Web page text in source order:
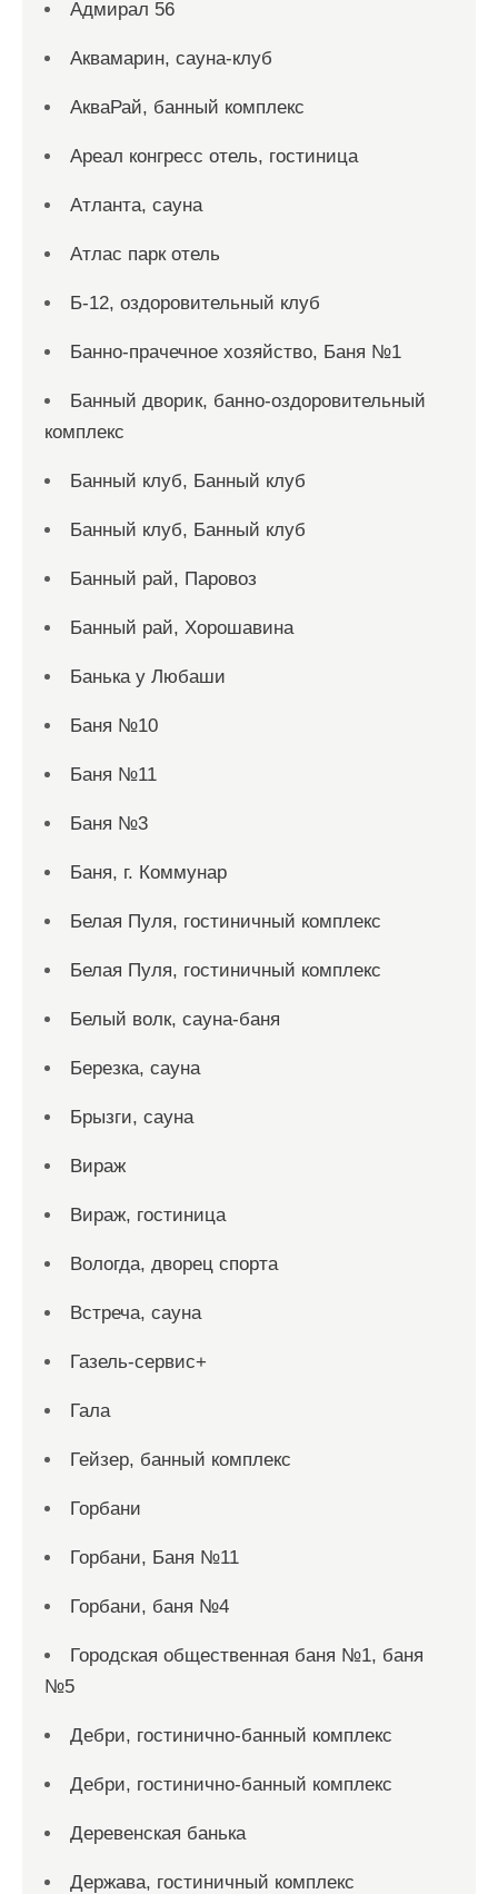
Адмирал 56
Аквамарин, сауна-клуб
АкваРай, банный комплекс
Ареал конгресс отель, гостиница
Атланта, сауна
Атлас парк отель
Б-12, оздоровительный клуб
Банно-прачечное хозяйство, Баня №1
Банный дворик, банно-оздоровительный
комплекс
Банный клуб, Банный клуб
Банный клуб, Банный клуб
Банный рай, Паровоз
Банный рай, Хорошавина
Банька у Любаши
Баня №10
Баня №11
Баня №3
Баня, г. Коммунар
Белая Пуля, гостиничный комплекс
Белая Пуля, гостиничный комплекс
Белый волк, сауна-баня
Березка, сауна
Брызги, сауна
Вираж
Вираж, гостиница
Вологда, дворец спорта
Встреча, сауна
Газель-сервис+
Гала
Гейзер, банный комплекс
Горбани
Горбани, Баня №11
Горбани, баня №4
Городская общественная баня №1, баня
№5
Дебри, гостинично-банный комплекс
Дебри, гостинично-банный комплекс
Деревенская банька
Держава, гостиничный комплекс